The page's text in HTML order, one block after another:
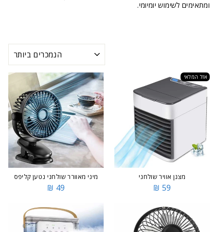
ומתאימים לשימוש יומיומי.
מיון
אזל המלאי
מצנן אוויר שולחני
59 ₪
מיני מאוורר שולחני נטען קליפס
49 ₪